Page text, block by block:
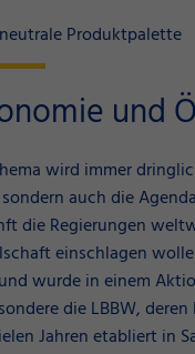
Produktpalette
und
wird immer
auch die
die Regierungen
einschlagen
wurde in einem
die LBBW,
Jahren etabliert in